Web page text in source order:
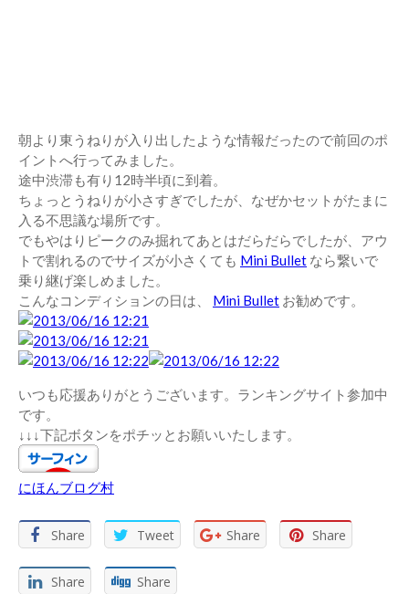
朝より東うねりが入り出したような情報だったので前回のポ
イントへ行ってみました。
途中渋滞も有り12時半頃に到着。
ちょっとうねりが小さすぎでしたが、なぜかセットがたまに
入る不思議な場所です。
でもやはりピークのみ掘れてあとはだらだらでしたが、アウ
トで割れるのでサイズが小さくても Mini Bullet なら繋いで
乗り継げ楽しめました。
こんなコンディションの日は、 Mini Bullet お勧めです。
いつも応援ありがとうございます。ランキングサイト参加中
です。
↓↓↓下記ボタンをポチッとお願いいたします。
にほんブログ村
Share Tweet Share Share
Share Share